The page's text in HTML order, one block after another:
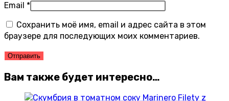
Email *
Сохранить моё имя, email и адрес сайта в этом
браузере для последующих моих комментариев.
Вам также будет интересно…